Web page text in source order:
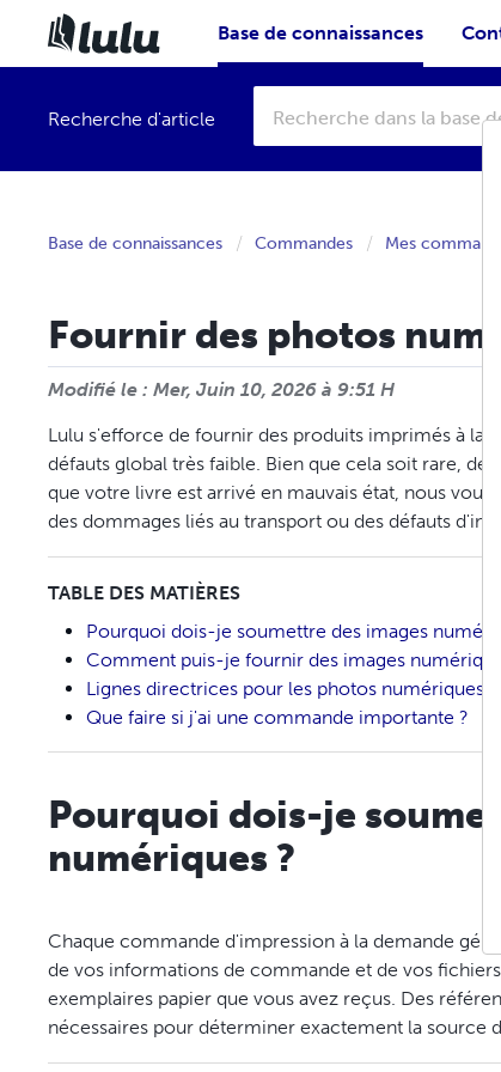
Base de connaissances
Recherche d'article
Base de connaissances Commandes Mes
Fournir des photos
Modifié le : Mer, Juin 10, 2026 à 9:51 H
Lulu s'efforce de fournir des produits imprimés à la
défauts global très faible. Bien que cela soit rare,
que votre livre est arrivé en mauvais état, nous
des dommages liés au transport ou des défauts
TABLE DES MATIÈRES
Pourquoi dois-je soumettre des images
Comment puis-je fournir des images
Lignes directrices pour les photos numériques
Que faire si j'ai une commande importante ?
Pourquoi dois-je
numériques ?
Chaque commande d'impression à la demande
de vos informations de commande et de vos
exemplaires papier que vous avez reçus. Des
nécessaires pour déterminer exactement la source